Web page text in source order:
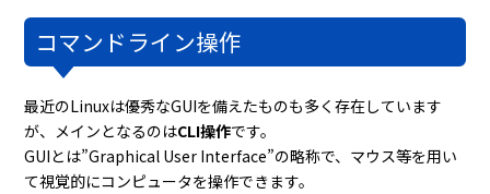
コマンドライン操作
最近のLinuxは優秀なGUIを備えたものも多く存在しています
が、メインとなるのはCLI操作です。
GUIとは”Graphical User Interface”の略称で、マウス等を用い
て視覚的にコンピュータを操作できます。